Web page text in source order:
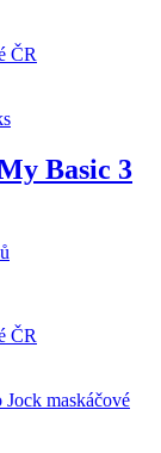
ČR
Basic 3
ČR